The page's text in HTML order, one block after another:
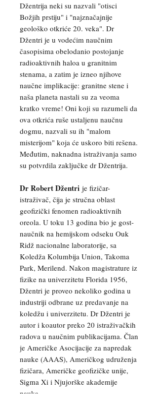
Džentrija neki su nazvali "otisci
Božjih prstiju" i "najznačajnije
geološko otkriće 20. veka". Dr
Džentri je u vodećim naučnim
časopisima obelodanio postojanje
radioaktivnih haloa u granitnim
stenama, a zatim je izneo njihove
naučne implikacije: granitne stene i
naša planeta nastali su za veoma
kratko vreme! Oni koji su razumeli da
ova otkrića ruše ustaljenu naučnu
dogmu, nazvali su ih "malom
misterijom" koja će uskoro biti rešena.
Međutim, naknadna istraživanja samo
su potvrdila zaključke dr Džentrija.
Dr Robert Džentri je fizičar-
istraživač, čija je stručna oblast
geofizički fenomen radioaktivnih
oreola. U toku 13 godina bio je gost-
naučnik na hemijskom odseku Ouk
Ridž nacionalne laboratorije, sa
Koledža Kolumbija Union, Takoma
Park, Merilend. Nakon magistrature iz
fizike na univerzitetu Florida 1956,
Džentri je proveo nekoliko godina u
industriji odbrane uz predavanje na
koledžu i univerzitetu. Dr Džentri je
autor i koautor preko 20 istraživačkih
radova u naučnim publikacijama. Član
je Američke Asocijacije za napredak
nauke (AAAS), Američkog udruženja
fizičara, Američke geofizičke unije,
Sigma Xi i Njujorške akademije
nauka.